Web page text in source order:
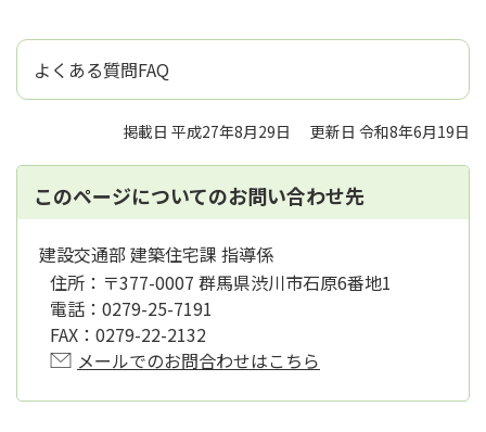
よくある質問FAQ
掲載日 平成27年8月29日 更新日 令和8年6月19日
このページについてのお問い合わせ先
建設交通部 建築住宅課 指導係
住所： 〒377-0007 群馬県渋川市石原6番地1
電話： 0279-25-7191
FAX： 0279-22-2132
メールでのお問合わせはこちら